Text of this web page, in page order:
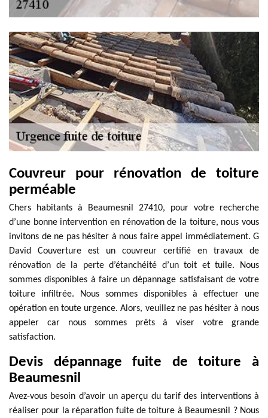
Couvreur pour rénovation de toiture
perméable
Chers habitants à Beaumesnil 27410, pour votre recherche
d’une bonne intervention en rénovation de la toiture, nous vous
invitons de ne pas hésiter à nous faire appel immédiatement. G
David Couverture est un couvreur certifié en travaux de
rénovation de la perte d’étanchéité d’un toit et tuile. Nous
sommes disponibles à faire un dépannage satisfaisant de votre
toiture infiltrée. Nous sommes disponibles à effectuer une
opération en toute urgence. Alors, veuillez ne pas hésiter à nous
appeler car nous sommes prêts à viser votre grande
satisfaction.
Devis dépannage fuite de toiture à
Beaumesnil
Avez-vous besoin d’avoir un aperçu du tarif des interventions à
réaliser pour la réparation fuite de toiture à Beaumesnil ? Nous